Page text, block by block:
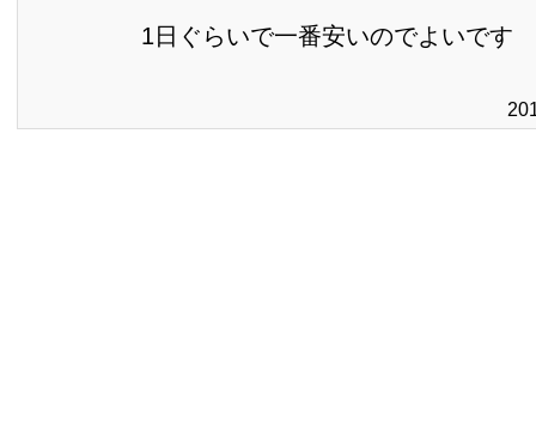
1日ぐらいで一番安いのでよいです